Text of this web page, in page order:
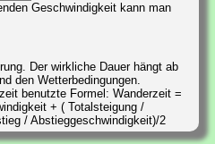
Geschwindigkeit kann man
Der wirkliche Dauer hängt ab
den Wetterbedingungen.
benutzte Formel: Wanderzeit =
+ ( Totalsteigung /
/ Abstieggeschwindigkeit)/2